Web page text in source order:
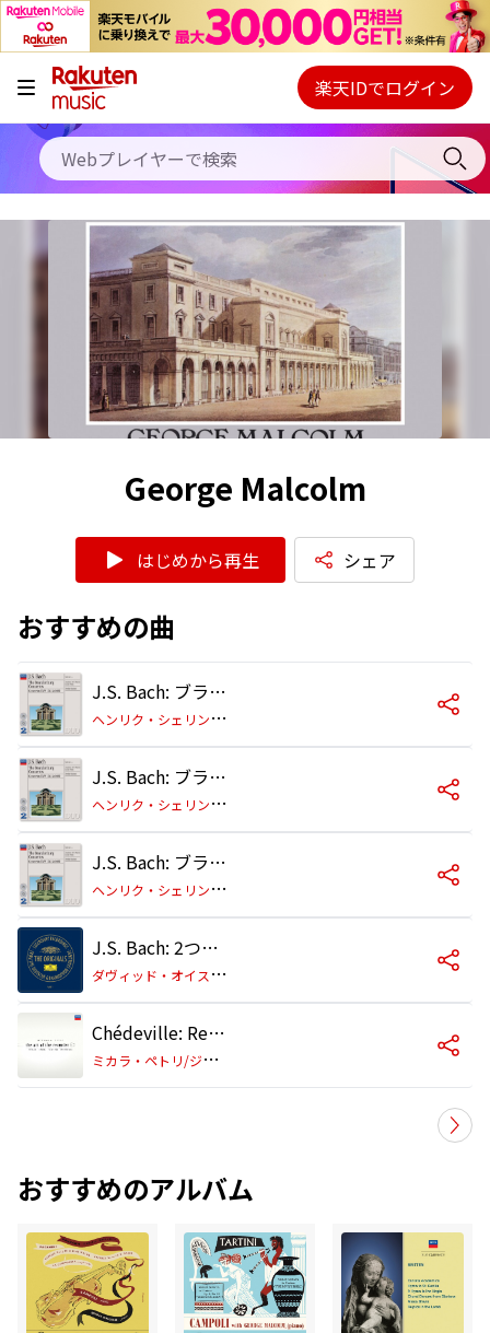
キャンペーン
料金プラン
使い方
初回30日間無料お試し
Webプレイヤー
ご契約内容の確認・変更
楽天IDでログイン
George Malcolm
はじめから再生 シェア
おすすめの曲
J.S. Bach: ブランデンブルク協奏曲 第5番 ニ長調 BWV1050: 第1楽章: Allegro
ヘ
ンリク・シェリング/ジャン・ピエール・ランパル/ジョージ・マルコム/アカデミー室内管弦楽団/サー・ネヴィル・マリナー
J.S. Bach: ブランデンブルク協奏曲 第5番 ニ長調 BWV1050: 第2楽章: Affetuoso
ヘ
ンリク・シェリング/ジャン・ピエール・ランパル/ジョージ・マルコム/アカデミー室内管弦楽団/サー・ネヴィル・マリナー
J.S. Bach: ブランデンブルク協奏曲 第5番 ニ長調 BWV1050: 第3楽章: Allegro
ヘ
ンリク・シェリング/ジャン・ピエール・ランパル/ジョージ・マルコム/アカデミー室内管弦楽団/サー・ネヴィル・マリナー
J.S. Bach: 2つのヴァイオリンのための協奏曲 ニ短調 BWV1043: 第2楽章: Largo ma non tanto
ダ
ヴィッド・オイストラフ/イーゴリ・オイストラフ/ジョージ・マルコム/ロイヤル・フィルハーモニー管弦楽団/ウジェーヌ・グーセンス
Chédeville: Recorder Sonata in G minor, RV 58 (Il pastor fido, Op. 13/6): 3. Largo
ミ
カラ・ペトリ/ジョージ・マルコム
おすすめのアルバム